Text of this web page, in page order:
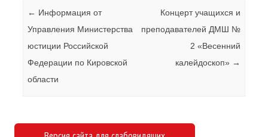
Навигация по записям
← Информация от
Управления Министерства
юстиции Российской
Федерации по Кировской
области
Концерт учащихся и
преподавателей ДМШ №
2 «Весенний
калейдоскоп» →